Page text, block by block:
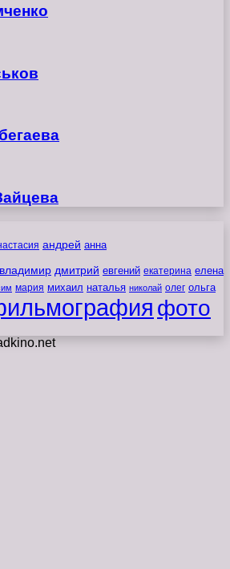
андрей анна
владимир дмитрий евгений екатерина елена
мария михаил наталья николай олег ольга
фото